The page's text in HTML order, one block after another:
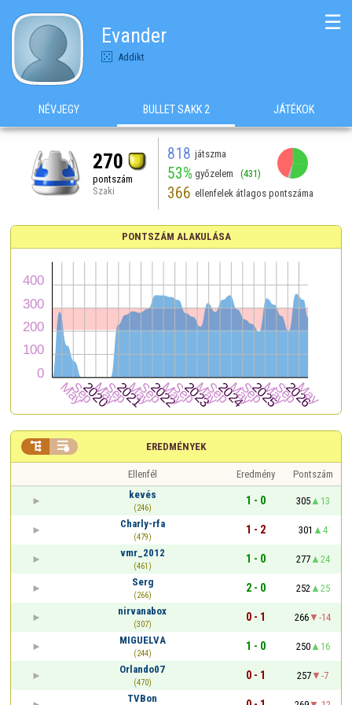
Evander
Addikt
☰
NÉVJEGY BULLET SAKK 2 JÁTÉKOK
270
pontszám
Szaki
818 játszma
53% győzelem (431)
366 ellenfelek átlagos pontszáma
PONTSZÁM ALAKULÁSA
EREDMÉNYEK
 
Ellenfél Eredmény
Pontszám
kevés
(246)
1 - 0 305
13
Charly-rfa
(479)
1 - 2 301
4
vmr_2012
(461)
1 - 0 277
24
Serg
(266)
2 - 0 252
25
nirvanabox
(307)
0 - 1 266
-14
MIGUELVA
(244)
1 - 0 250
16
Orlando07
(470)
0 - 1 257
-7
TVBon